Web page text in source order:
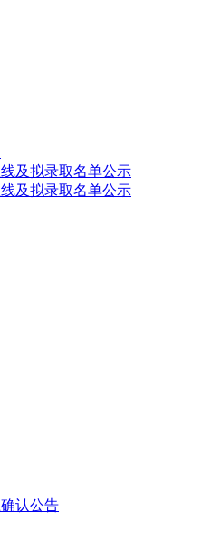
及拟录取名单公示
及拟录取名单公示
认公告